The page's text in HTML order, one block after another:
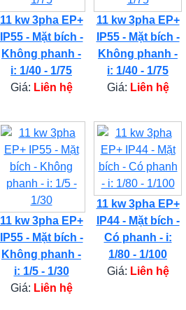
11 kw 3pha EP+
IP55 - Mặt bích -
Không phanh -
i: 1/40 - 1/75
Giá: Liên hệ
11 kw 3pha EP+
IP55 - Mặt bích -
Không phanh -
i: 1/40 - 1/75
Giá: Liên hệ
11 kw 3pha EP+
IP55 - Mặt bích -
Không phanh -
i: 1/5 - 1/30
Giá: Liên hệ
11 kw 3pha EP+
IP44 - Mặt bích -
Có phanh - i:
1/80 - 1/100
Giá: Liên hệ